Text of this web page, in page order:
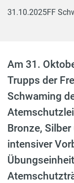
31.10.2025FF
Am 31.
Trupps der
Schwaming
Bronze,
intensiver